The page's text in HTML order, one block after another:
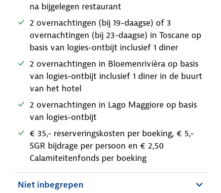
na bijgelegen restaurant
2 overnachtingen (bij 19-daagse) of 3
overnachtingen (bij 23-daagse) in Toscane op
basis van logies-ontbijt inclusief 1 diner
2 overnachtingen in Bloemenrivièra op basis
van logies-ontbijt inclusief 1 diner in de buurt
van het hotel
2 overnachtingen in Lago Maggiore op basis
van logies-ontbijt
€ 35,- reserveringskosten per boeking, € 5,-
SGR bijdrage per persoon en € 2,50
Calamiteitenfonds per boeking
Niet inbegrepen